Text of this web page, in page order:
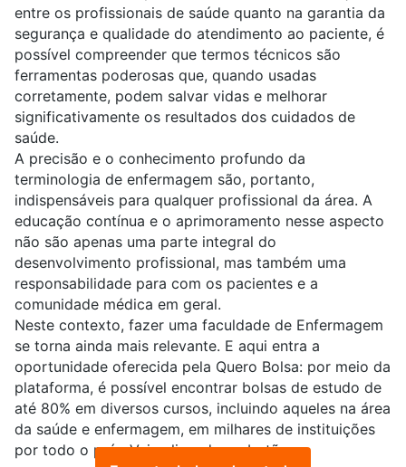
entre os profissionais de saúde quanto na garantia da
segurança e qualidade do atendimento ao paciente, é
possível compreender que termos técnicos são
ferramentas poderosas que, quando usadas
corretamente, podem salvar vidas e melhorar
significativamente os resultados dos cuidados de
saúde.
A precisão e o conhecimento profundo da
terminologia de enfermagem são, portanto,
indispensáveis para qualquer profissional da área. A
educação contínua e o aprimoramento nesse aspecto
não são apenas uma parte integral do
desenvolvimento profissional, mas também uma
responsabilidade para com os pacientes e a
comunidade médica em geral.
Neste contexto, fazer uma faculdade de Enfermagem
se torna ainda mais relevante. E aqui entra a
oportunidade oferecida pela Quero Bolsa: por meio da
plataforma, é possível encontrar bolsas de estudo de
até 80% em diversos cursos, incluindo aqueles na área
da saúde e enfermagem, em milhares de instituições
por todo o país. Veja clicando no botão: